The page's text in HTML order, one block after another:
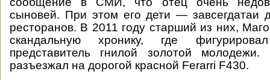
сыновей. При этом его дети — завсегдатаи
ресторанов. В 2011 году старший из них,
скандальную хронику, где
представитель гнилой золотой
разъезжал на дорогой красной Ferarri F430.